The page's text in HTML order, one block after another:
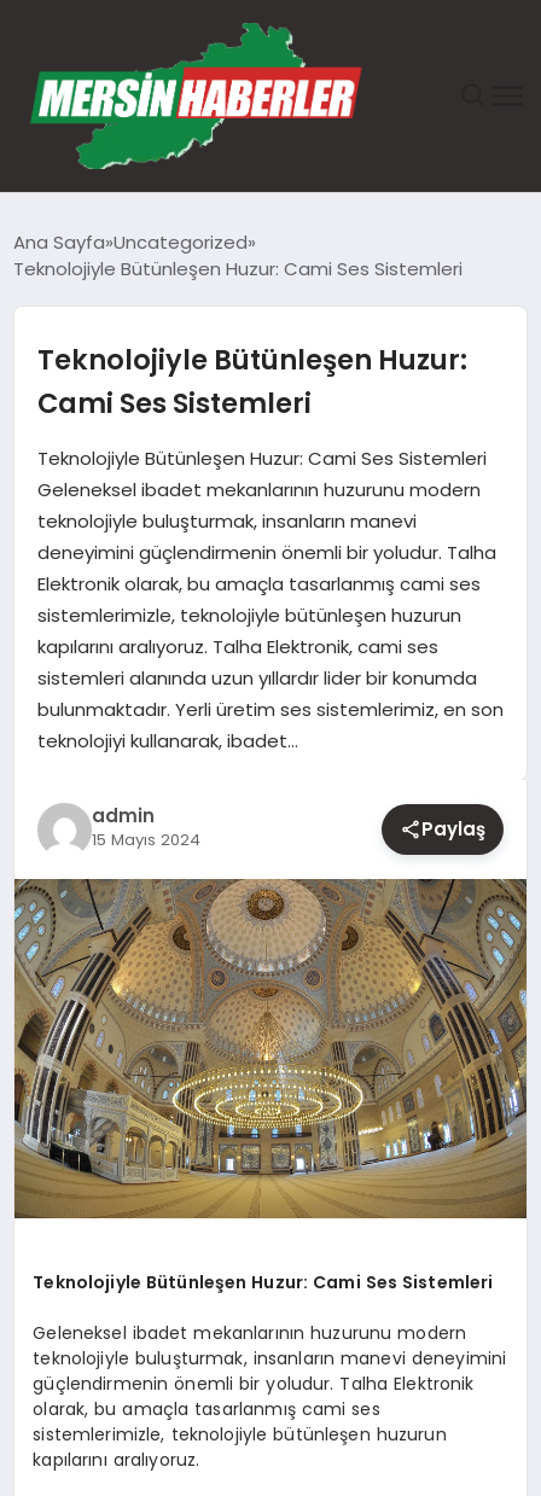
GÜNDEM
EKONOMI
SAĞLIK
TEKNOLOJI
EĞITIM
Ana Sayfa Uncategorized
Teknolojiyle Bütünleşen Huzur: Cami Ses Sistemleri
Teknolojiyle Bütünleşen Huzur:
Cami Ses Sistemleri
Teknolojiyle Bütünleşen Huzur: Cami Ses Sistemleri
Geleneksel ibadet mekanlarının huzurunu modern
teknolojiyle buluşturmak, insanların manevi
deneyimini güçlendirmenin önemli bir yoludur. Talha
Elektronik olarak, bu amaçla tasarlanmış cami ses
sistemlerimizle, teknolojiyle bütünleşen huzurun
kapılarını aralıyoruz. Talha Elektronik, cami ses
sistemleri alanında uzun yıllardır lider bir konumda
bulunmaktadır. Yerli üretim ses sistemlerimiz, en son
teknolojiyi kullanarak, ibadet…
admin
15 Mayıs 2024 Paylaş
Teknolojiyle Bütünleşen Huzur: Cami Ses Sistemleri
Geleneksel ibadet mekanlarının huzurunu modern
teknolojiyle buluşturmak, insanların manevi deneyimini
güçlendirmenin önemli bir yoludur. Talha Elektronik
olarak, bu amaçla tasarlanmış cami ses
sistemlerimizle, teknolojiyle bütünleşen huzurun
kapılarını aralıyoruz.